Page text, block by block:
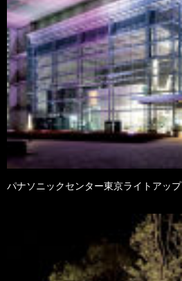
パナソニックセンター東京ライトアップ